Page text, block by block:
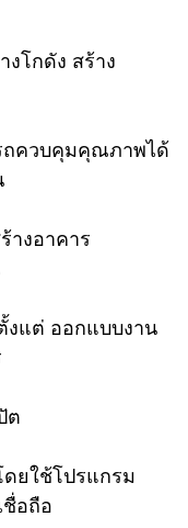
งโกดัง สร้าง
ถควบคุมคุณภาพได้
างอาคาร
งแต่​ ออกแบบ​งาน​
ต
ดยใช้โปรแกรม
อถือ​